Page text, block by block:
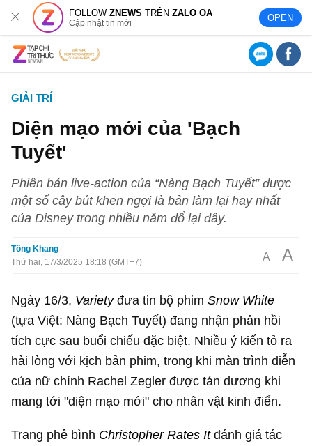
FOLLOWZNEWS TRÊNZALO OA
Cập nhật tin mới OPEN
GIẢI TRÍ
Diện mạo mới của 'Bạch
Tuyết'
Phiên bản live-action của “Nàng Bạch Tuyết” được
một số cây bút khen ngợi là bản làm lại hay nhất
của Disney trong nhiều năm đổ lại đây.
Tống Khang
Thứ hai, 17/3/2025 18:18 (GMT+7)
A A
Ngày 16/3, Varietyđưa tin bộ phimSnow White
(tựa Việt: Nàng Bạch Tuyết) đang nhận phản hồi
tích cực sau buổi chiếu đặc biệt. Nhiều ý kiến tỏ ra
hài lòng với kịch bản phim, trong khi màn trình diễn
của nữ chính Rachel Zegler được tán dương khi
mang tới "diện mạo mới" cho nhân vật kinh điển.
Trang phê bình Christopher Rates Itđánh giá tác